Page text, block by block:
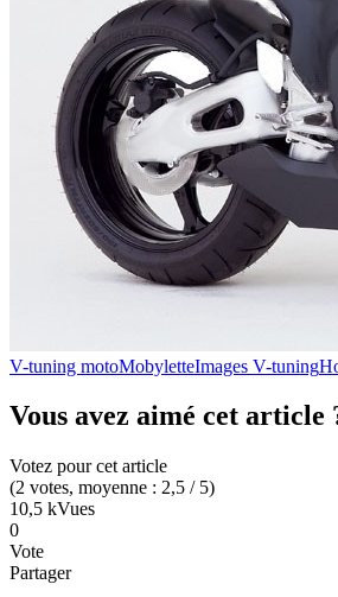
V-tuning motoMobyletteImages V-tuning
Vous avez aimé cet article
Votez pour cet article
(2 votes, moyenne : 2,5 / 5)
10,5 kVues
0
Vote
Partager